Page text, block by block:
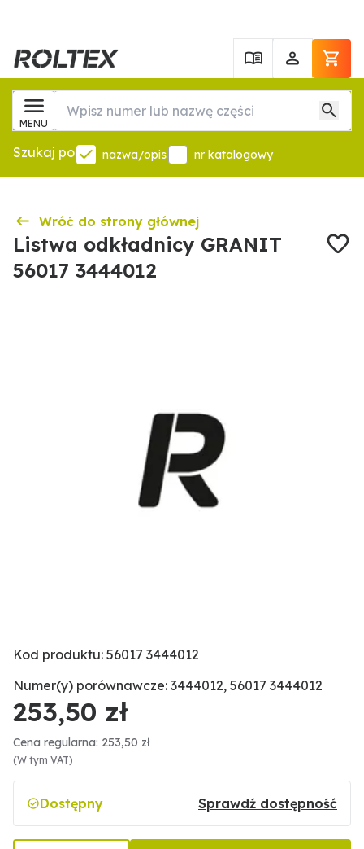
MENU
Szukaj po nazwa/opis nr katalogowy
Wróć do strony głównej
Listwa odkładnicy GRANIT
56017 3444012
Kod produktu: 56017 3444012
Numer(y) porównawcze: 3444012, 56017 3444012
253,50 zł
Cena regularna: 253,50 zł
(W tym VAT)
Dostępny Sprawdź dostępność